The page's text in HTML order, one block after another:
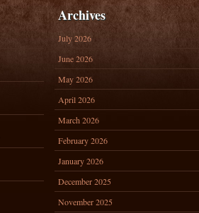
Archives
July 2026
June 2026
May 2026
April 2026
March 2026
February 2026
January 2026
December 2025
November 2025